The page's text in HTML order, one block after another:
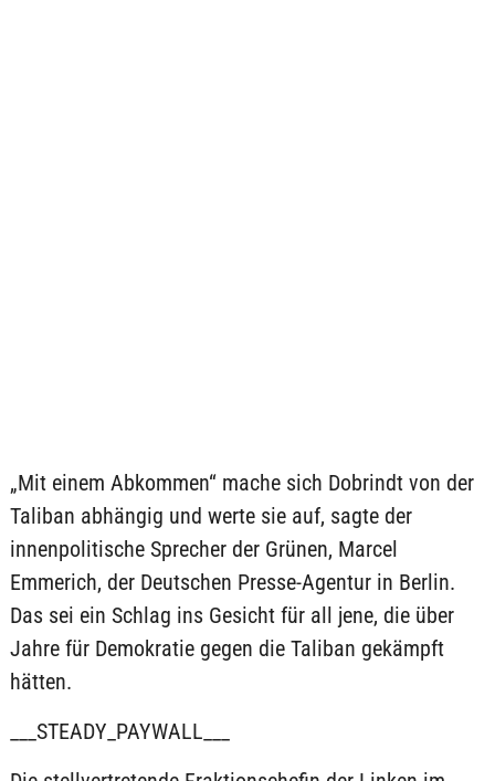
„Mit einem Abkommen“ mache sich Dobrindt von der
Taliban abhängig und werte sie auf, sagte der
innenpolitische Sprecher der Grünen, Marcel
Emmerich, der Deutschen Presse-Agentur in Berlin.
Das sei ein Schlag ins Gesicht für all jene, die über
Jahre für Demokratie gegen die Taliban gekämpft
hätten.
___STEADY_PAYWALL___